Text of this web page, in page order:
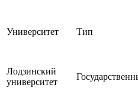
Университет Тип
Лодзинский
университет